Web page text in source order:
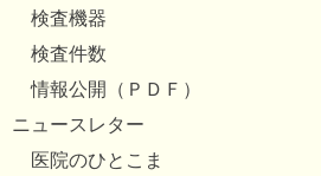
検査機器
検査件数
情報公開（ＰＤＦ）
ニュースレター
医院のひとこま